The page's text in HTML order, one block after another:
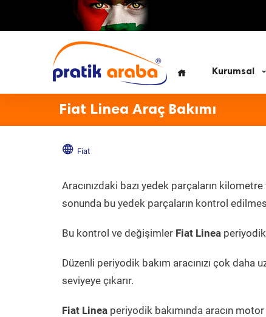
Kurumsal
Fiat Linea Araç Bakımı
Fiat
Aracınızdaki bazı yedek parçaların
sonunda bu yedek parçaların kontrol
Bu kontrol ve değişimler Fiat Linea periyodik
Düzenli periyodik bakım aracınızı çok
seviyeye çıkarır.
Fiat Linea periyodik bakımında aracın